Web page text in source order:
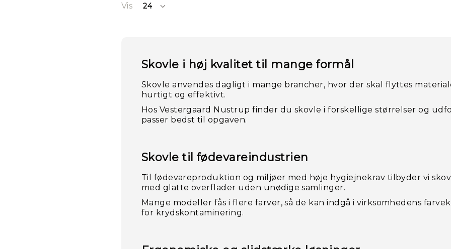
Vis 24
pr.
Skovle i høj kvalitet til mange formål
Skovle anvendes dagligt i mange brancher, hvor der skal flyttes
hurtigt og effektivt.
Hos Vestergaard Nustrup finder du skovle i forskellige størrelser og
passer bedst til opgaven.
Skovle til fødevareindustrien
Til fødevareproduktion og miljøer med høje hygiejnekrav tilbyder vi
med glatte overflader uden unødige samlinger.
Mange modeller fås i flere farver, så de kan indgå i virksomhedens
for krydskontaminering.